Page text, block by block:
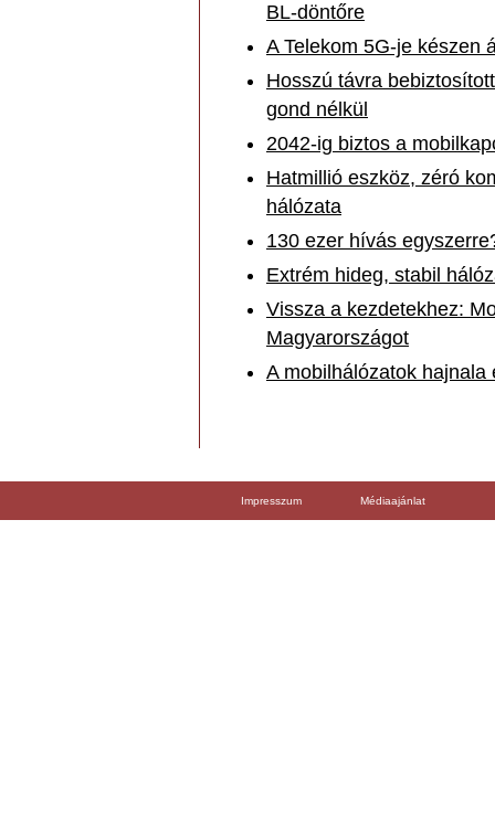
BL‑döntőre
A Telekom 5G‑je készen
Hosszú távra
gond nélkül
2042-ig biztos a
Hatmillió eszköz, zéró
hálózata
130 ezer hívás
Extrém hideg, stabil
Vissza a kezdetekhez:
Magyarországot
A mobilhálózatok
Impresszum Médiaajánlat